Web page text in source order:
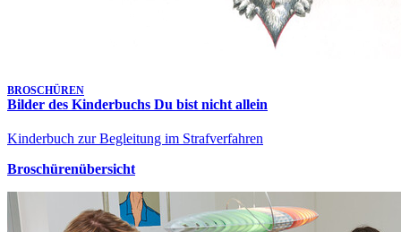
BROSCHÜREN
Bilder des Kinderbuchs Du bist nicht allein
Kinderbuch zur Begleitung im Strafverfahren
Broschürenübersicht